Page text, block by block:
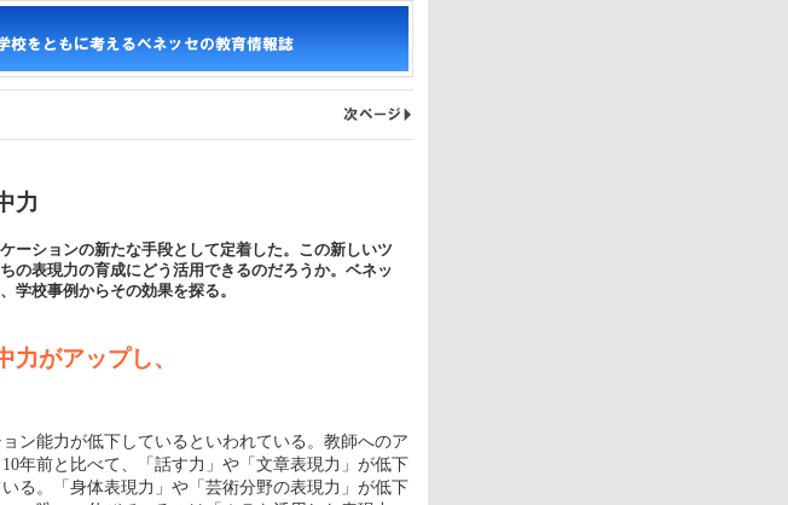
力
ーションの新たな手段として定着した。この新しいツ
の表現力の育成にどう活用できるのだろうか。ベネッ
学校事例からその効果を探る。
力がアップし、
ン能力が低下しているといわれている。教師へのア
年前と比べて、「話す力」や「文章表現力」が低下
る。「身体表現力」や「芸術分野の表現力」が低下